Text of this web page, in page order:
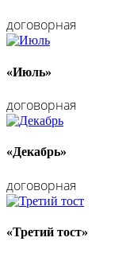
договорная
«Июль»
договорная
«Декабрь»
договорная
«Третий тост»